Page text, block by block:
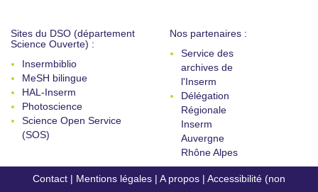
Sites du DSO (département
Science Ouverte) :
Insermbiblio
MeSH bilingue
HAL-Inserm
Photoscience
Science Open Service
(SOS)
Nos partenaires :
Service des
archives de
l'Inserm
Délégation
Régionale
Inserm
Auvergne
Rhône Alpes
Contact | Mentions légales | A propos | Accessibilité (non